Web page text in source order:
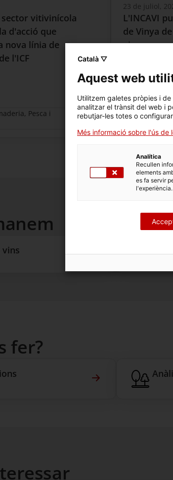
sector vitivinícola
d'acció que
nova línia de
l'ICF
Pesca i
23 de juliol,
L'INCAVI
de Vinya
eina per
catalana
Agricultura,
vins
fer?
Certificacions
Català ▽
Aquest web
Utilitzem galetes pròpies i
analitzar el trànsit del web i
rebutjar-les totes o
Més informació sobre l'ús de
Analítica
Recullen
elements
es fa servir
l'experiència.